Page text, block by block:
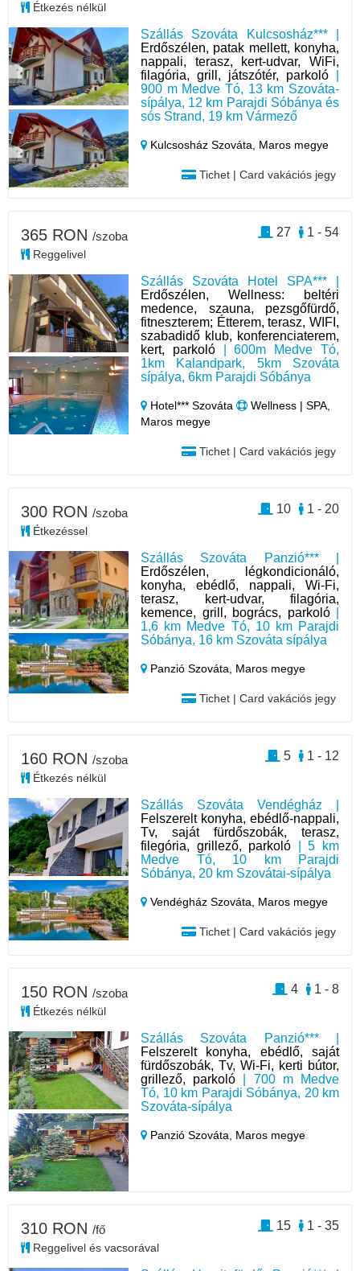
Szállás Szováta Kulcsosház*** |
Erdőszélen, patak mellett, konyha,
nappali, terasz, kert-udvar, WiFi,
filagória, grill, játszótér, parkoló
900 m Medve Tó, 13 km Szováta-
sípálya, 12 km Parajdi Sóbánya és
sós Strand, 19 km Vármező
Kulcsosház Szováta, Maros megye
Tichet | Card vakációs jegy
Étkezés nélkül
Szállás Szováta Hotel SPA*** |
Erdőszélen, Wellness: beltéri
medence, szauna, pezsgőfürdő,
fitneszterem; Étterem, terasz, WIFI,
szabadidő klub, konferenciaterem,
kert, parkoló| 600m Medve Tó,
1km Kalandpark, 5km Szováta
sípálya, 6km Parajdi Sóbánya
Hotel*** Szováta
Wellness | SPA,
Maros megye
Tichet | Card vakációs jegy
365 RON /szoba
Reggelivel
1 - 54
27
Szállás Szováta Panzió*** |
Erdőszélen, légkondicionáló,
konyha, ebédlő, nappali, Wi-Fi,
terasz, kert-udvar, filagória,
kemence, grill, bogrács, parkoló|
1,6 km Medve Tó, 10 km Parajdi
Sóbánya, 16 km Szováta sípálya
Panzió Szováta, Maros megye
Tichet | Card vakációs jegy
300 RON /szoba
Étkezéssel
1 - 20
10
Szállás Szováta Vendégház |
Felszerelt konyha, ebédlő-nappali,
Tv, saját fürdőszobák, terasz,
filegória, grillező, parkoló | 5 km
Medve Tó, 10 km Parajdi
Sóbánya, 20 km Szovátai-sípálya
Vendégház Szováta, Maros megye
Tichet | Card vakációs jegy
160 RON /szoba
Étkezés nélkül
1 - 12
5
Szállás Szováta Panzió*** |
Felszerelt konyha, ebédlő, saját
fürdőszobák, Tv, Wi-Fi, kerti bútor,
grillező, parkoló | 700 m Medve
Tó, 10 km Parajdi Sóbánya, 20 km
Szováta-sípálya
Panzió Szováta, Maros megye
150 RON /szoba
Étkezés nélkül
1 - 8
4
310 RON /fő
Reggelivel és vacsorával
1 - 35
15